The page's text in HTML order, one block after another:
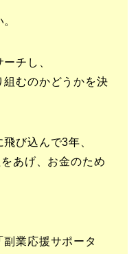
チし、
組むのかどうかを決
び込んで3年、
あげ、お金のため
業応援サポータ